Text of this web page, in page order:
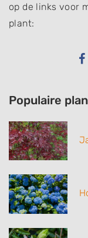
op de links voor
plant:
Populaire